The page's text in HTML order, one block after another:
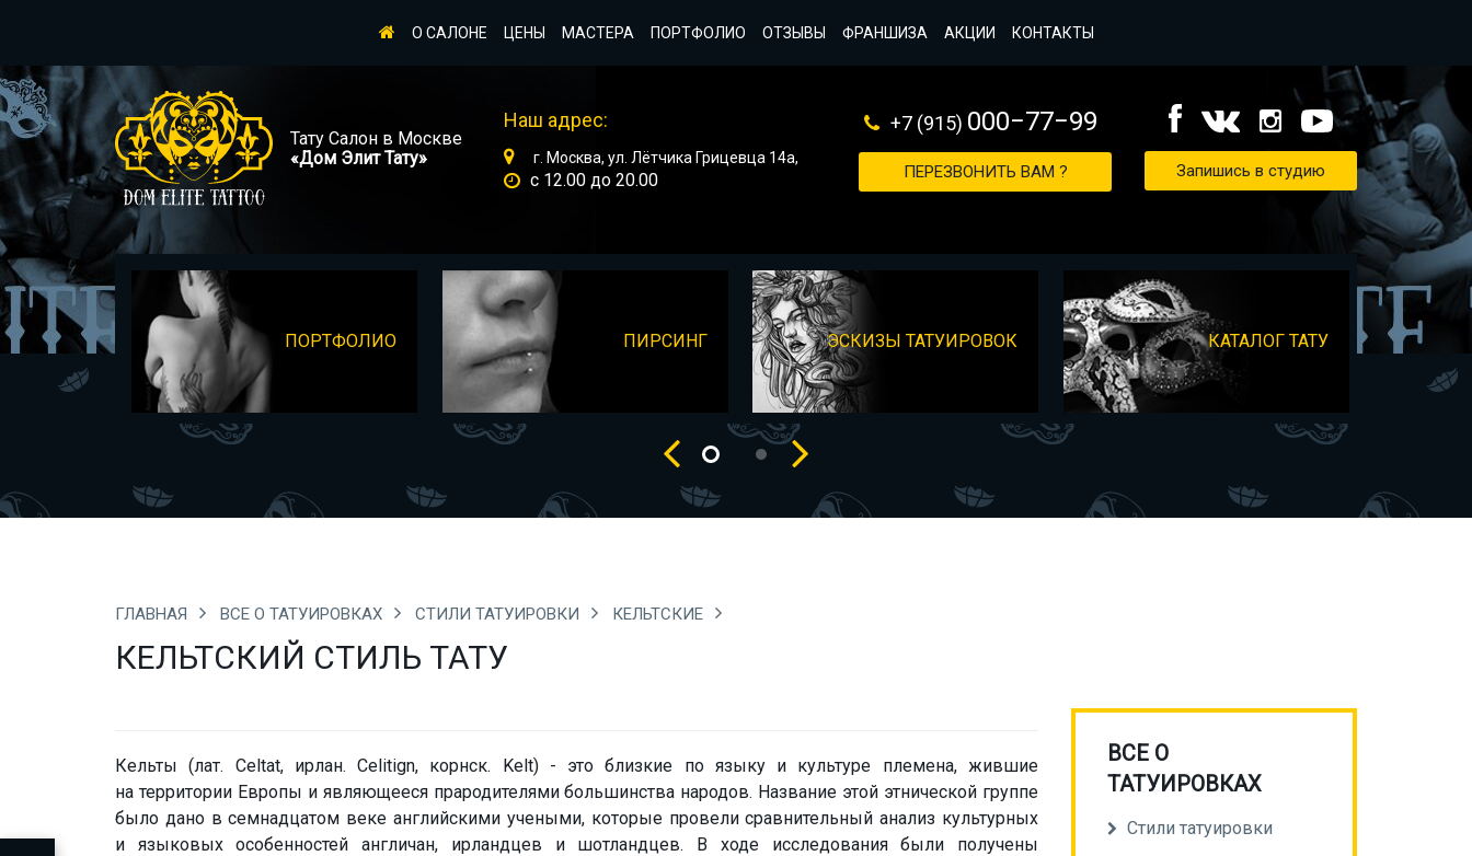
О САЛОНЕ ЦЕНЫ МАСТЕРА ПОРТФОЛИО ОТЗЫВЫ ФРАНШИЗА АКЦИИ КОНТАКТЫ
Тату Салон в Москве
«Дом Элит Тату»
Наш адрес:
г. Москва, ул. Лётчика Грицевца 14а,
с 12.00 до 20.00
+7 (915) 000−77−99
ПЕРЕЗВОНИТЬ ВАМ ? Запишись в студию
ПОРТФОЛИО ПИРСИНГ ЭСКИЗЫ ТАТУИРОВОК КАТАЛОГ ТАТУ
ГЛАВНАЯ ВСЕ О ТАТУИРОВКАХ СТИЛИ ТАТУИРОВКИ КЕЛЬТСКИЕ
КЕЛЬТСКИЙ СТИЛЬ ТАТУ
Кельты (лат. Celtat, ирлан. Celitign, корнск. Kelt) - это близкие по языку и культуре племена, жившие
на территории Европы и являющееся прародителями большинства народов. Название этой этнической группе
было дано в семнадцатом веке английскими учеными, которые провели сравнительный анализ культурных
и языковых особенностей англичан, ирландцев и шотландцев. В ходе исследования были получены
ВСЕ О
ТАТУИРОВКАХ
Стили татуировки